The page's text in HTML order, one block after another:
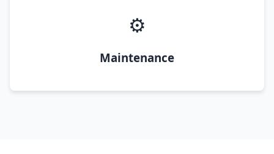
⚙️
Maintenance